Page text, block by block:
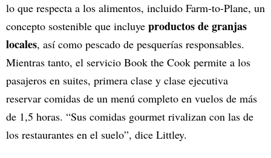
lo que respecta a los alimentos, incluido Farm-to-Plane, un
concepto sostenible que incluye productos de granjas
locales, así como pescado de pesquerías responsables.
Mientras tanto, el servicio Book the Cook permite a los
pasajeros en suites, primera clase y clase ejecutiva
reservar comidas de un menú completo en vuelos de más
de 1,5 horas. “Sus comidas gourmet rivalizan con las de
los restaurantes en el suelo”, dice Littley.